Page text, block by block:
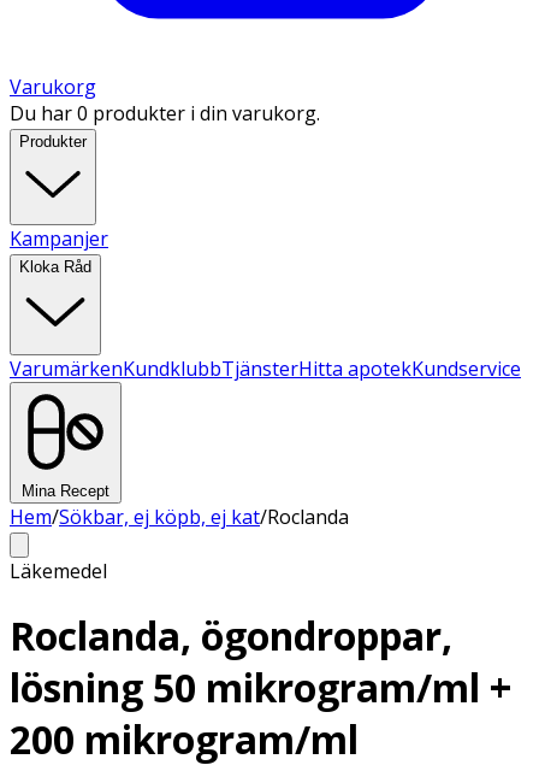
Varukorg
Du har 0 produkter i din varukorg.
Produkter
Kampanjer
Kloka Råd
VarumärkenKundklubbTjänsterHitta apotekKundservice
Mina Recept
Hem/Sökbar, ej köpb, ej kat/Roclanda
Läkemedel
Roclanda, ögondroppar,
lösning 50 mikrogram/ml +
200 mikrogram/ml